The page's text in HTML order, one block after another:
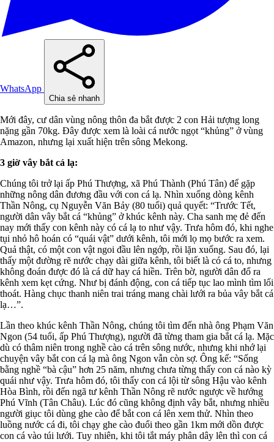
WhatsApp
Chia sẻ nhanh
Mới đây, cư dân vùng nông thôn đa bắt được 2 con Hải tượng long
nặng gần 70kg. Đây được xem là loài cá nước ngọt “khủng” ở vùng
Amazon, nhưng lại xuất hiện trên sông Mekong.
3 giờ vây bắt cá lạ:
Chúng tôi trở lại ấp Phú Thượng, xã Phú Thành (Phú Tân) để gặp
những nông dân đương đầu với con cá lạ. Nhìn xuống dòng kênh
Thần Nông, cụ Nguyễn Văn Bảy (80 tuổi) quả quyết: “Trước Tết,
người dân vây bắt cá “khủng” ở khúc kênh này. Cha sanh mẹ đẻ đến
nay mới thấy con kênh này có cá lạ to như vậy. Trưa hôm đó, khi nghe
tụi nhỏ hô hoán có “quái vật” dưới kênh, tôi mới lọ mọ bước ra xem.
Quả thật, có một con vật ngoi đầu lên ngớp, rồi lặn xuống. Sau đó, lại
thấy một đường rẽ nước chạy dài giữa kênh, tôi biết là có cá to, nhưng
không đoán được đó là cá dữ hay cá hiền. Trên bờ, người dân đổ ra
kênh xem kẹt cứng. Như bị đánh động, con cá tiếp tục lao mình tìm lối
thoát. Hàng chục thanh niên trai tráng mang chài lưới ra bủa vây bắt cá
lạ…”.
Lần theo khúc kênh Thần Nông, chúng tôi tìm đến nhà ông Phạm Văn
Ngon (54 tuổi, ấp Phú Thượng), người đã từng tham gia bắt cá lạ. Mặc
dù có thâm niên trong nghề cào cá trên sông nước, nhưng khi nhớ lại
chuyện vây bắt con cá lạ mà ông Ngon vẫn còn sợ. Ông kể: “Sống
bằng nghề “bà cậu” hơn 25 năm, nhưng chưa từng thấy con cá nào kỳ
quái như vậy. Trưa hôm đó, tôi thấy con cá lội từ sông Hậu vào kênh
Hòa Bình, rồi đến ngã tư kênh Thần Nông rẽ nước ngược về hướng
Phú Vĩnh (Tân Châu). Lúc đó cũng không định vây bắt, nhưng nhiều
người giục tôi dùng ghe cào để bắt con cá lên xem thử. Nhìn theo
luồng nước cá đi, tôi chạy ghe cào đuổi theo gần 1km mới dồn được
con cá vào túi lưới. Tuy nhiên, khi tôi tắt máy phân dây lên thì con cá